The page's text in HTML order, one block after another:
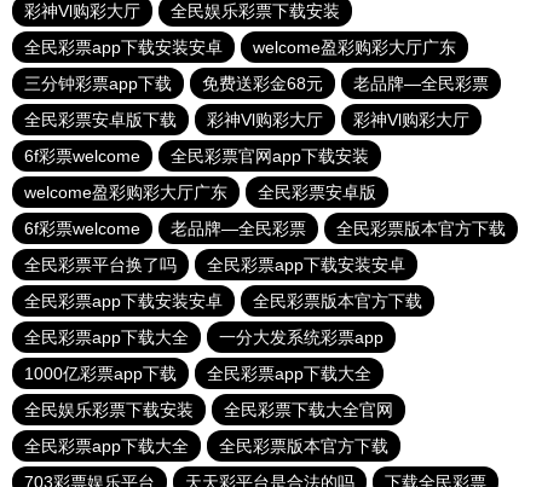
彩神Vl购彩大厅
全民娱乐彩票下载安装
全民彩票app下载安装安卓
welcome盈彩购彩大厅广东
三分钟彩票app下载
免费送彩金68元
老品牌—全民彩票
全民彩票安卓版下载
彩神Vl购彩大厅
彩神Vl购彩大厅
6f彩票welcome
全民彩票官网app下载安装
welcome盈彩购彩大厅广东
全民彩票安卓版
6f彩票welcome
老品牌—全民彩票
全民彩票版本官方下载
全民彩票平台换了吗
全民彩票app下载安装安卓
全民彩票app下载安装安卓
全民彩票版本官方下载
全民彩票app下载大全
一分大发系统彩票app
1000亿彩票app下载
全民彩票app下载大全
全民娱乐彩票下载安装
全民彩票下载大全官网
全民彩票app下载大全
全民彩票版本官方下载
703彩票娱乐平台
天天彩平台是合法的吗 下载全民彩票